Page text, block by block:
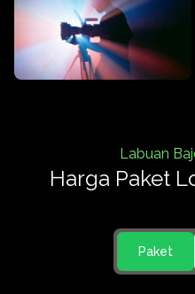
Labuan
Harga Paket
Paket